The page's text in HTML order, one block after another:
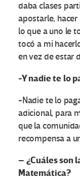
daba clases
apostarle,
lo que a uno le
tocó a mi
en vez de estar
-Y nadie te lo
-Nadie te lo
adicional, para
que la
recompensa a
– ¿Cuáles son
Matemática?